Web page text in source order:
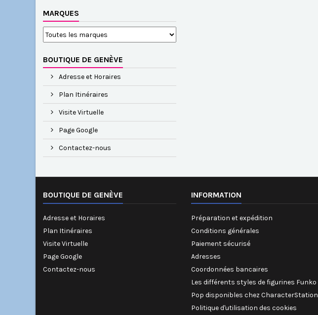
MARQUES
BOUTIQUE DE GENÈVE
Adresse et Horaires
Plan Itinéraires
Visite Virtuelle
Page Google
Contactez-nous
BOUTIQUE DE GENÈVE
Adresse et Horaires
Plan Itinéraires
Visite Virtuelle
Page Google
Contactez-nous
INFORMATION
Préparation et expédition
Conditions générales
Paiement sécurisé
Adresses
Coordonnées bancaires
Les différents styles de figurines Funko
Pop disponibles chez CharacterStation
Politique d'utilisation des cookies